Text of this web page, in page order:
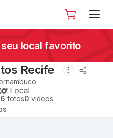
local favorito
Recife
fotos0 vídeos